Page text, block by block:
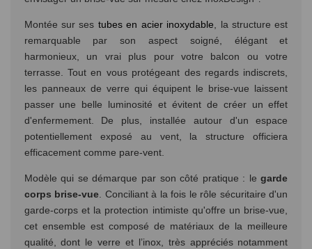
Montée sur ses tubes en acier inoxydable, la structure est
remarquable par son aspect soigné, élégant et
harmonieux, un vrai plus pour votre balcon ou votre
terrasse. Tout en vous protégeant des regards indiscrets,
les panneaux de verre qui équipent le brise-vue laissent
passer une belle luminosité et évitent de créer un effet
d'enfermement. De plus, installée autour d'un espace
potentiellement exposé au vent, la structure officiera
efficacement comme pare-vent.
Modèle qui se démarque par son côté pratique : legarde
corps brise-vue. Conciliant à la fois le rôle sécuritaire d'un
garde-corps et la protection intimiste qu'offre un brise-vue,
cet ensemble est composé de matériaux de la meilleure
qualité, dont le verre et l’inox, très appréciés notamment